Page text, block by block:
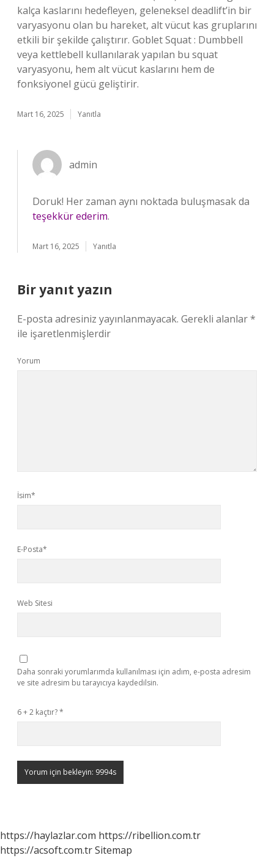
kalça kaslarını hedefleyen, geleneksel deadlift’in bir
varyasyonu olan bu hareket, alt vücut kas gruplarını
etkili bir şekilde çalıştırır. Goblet Squat : Dumbbell
veya kettlebell kullanılarak yapılan bu squat
varyasyonu, hem alt vücut kaslarını hem de
fonksiyonel gücü geliştirir.
Mart 16, 2025 Yanıtla
admin
Doruk! Her zaman aynı noktada buluşmasak da
teşekkür ederim.
Mart 16, 2025 Yanıtla
Bir yanıt yazın
E-posta adresiniz yayınlanmayacak. Gerekli alanlar*
ile işaretlenmişlerdir
Yorum
İsim*
E-Posta*
Web Sitesi
Daha sonraki yorumlarımda kullanılması için adım, e-posta adresim
ve site adresim bu tarayıcıya kaydedilsin.
6 + 2 kaçtır?*
https://haylazlar.com https://ribellion.com.tr
https://acsoft.com.trSitemap